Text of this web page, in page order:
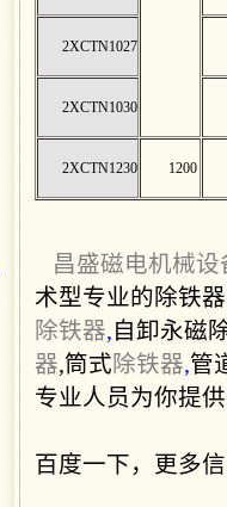
2XCTN1027
2XCTN1030
2XCTN1230 1200
昌盛磁电机械
术型专业的除铁
除铁器, 自卸永磁
器,筒式除铁器,管
专业人员为你提
百度一下，更多